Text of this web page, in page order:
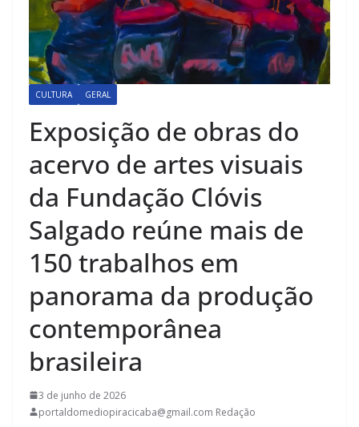
CULTURA GERAL
Exposição de obras do
acervo de artes visuais
da Fundação Clóvis
Salgado reúne mais de
150 trabalhos em
panorama da produção
contemporânea
brasileira
3 de junho de 2026
portaldomediopiracicaba@gmail.com Redação